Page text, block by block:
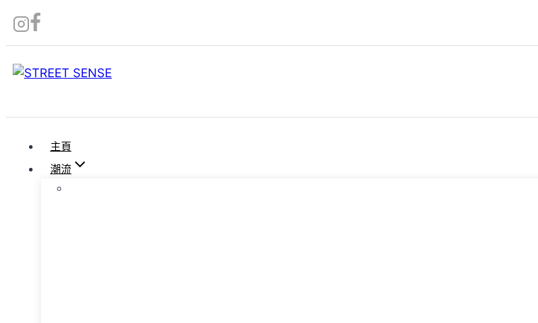
Skip
to
主頁
潮流